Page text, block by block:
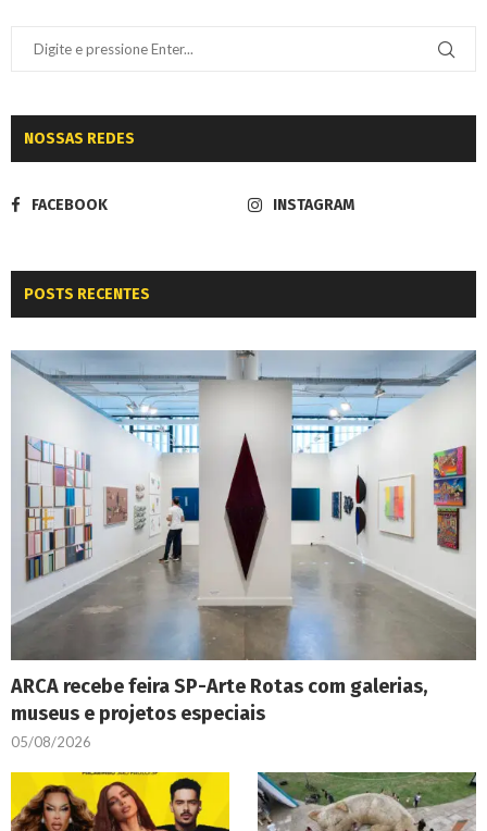
NOSSAS REDES
FACEBOOK INSTAGRAM
POSTS RECENTES
ARCA recebe feira SP-Arte Rotas com galerias,
museus e projetos especiais
05/08/2026